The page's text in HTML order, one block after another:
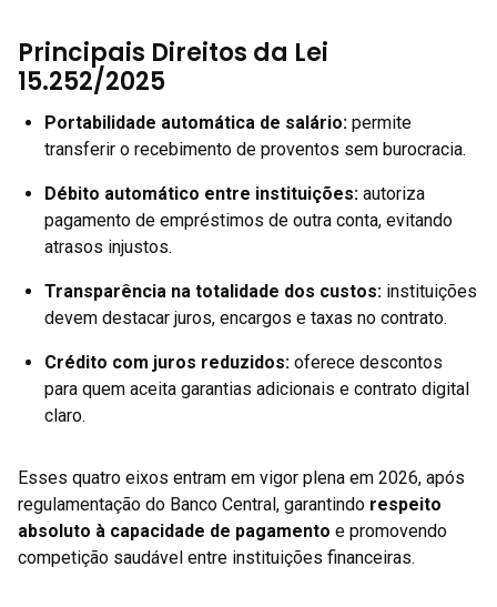
Principais Direitos da Lei
15.252/2025
Portabilidade automática de salário: permite
transferir o recebimento de proventos sem burocracia.
Débito automático entre instituições: autoriza
pagamento de empréstimos de outra conta, evitando
atrasos injustos.
Transparência na totalidade dos custos: instituições
devem destacar juros, encargos e taxas no contrato.
Crédito com juros reduzidos: oferece descontos
para quem aceita garantias adicionais e contrato digital
claro.
Esses quatro eixos entram em vigor plena em 2026, após
regulamentação do Banco Central, garantindo respeito
absoluto à capacidade de pagamento e promovendo
competição saudável entre instituições financeiras.